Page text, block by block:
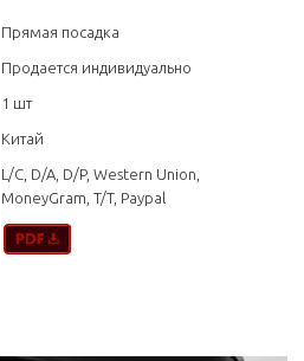
Прямая посадка
Продается индивидуально
1 шт
Китай
L/C, D/A, D/P, Western Union,
MoneyGram, T/T, Paypal